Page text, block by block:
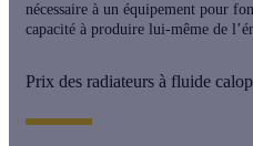
nécessaire à un équipement pour
capacité à produire lui-même de
Prix des radiateurs à fluide